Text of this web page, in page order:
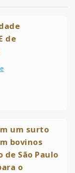
de
um surto
bovinos
São Paulo
o